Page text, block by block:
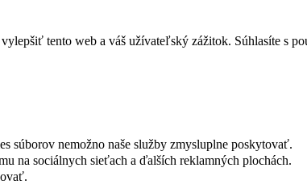
tento web a váš užívateľský zážitok. Súhlasíte s
súborov nemožno naše služby zmysluplne poskytovať.
na sociálnych sieťach a ďalších reklamných plochách.